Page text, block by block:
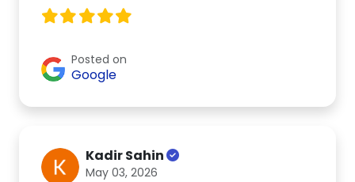
Posted on
Google
Kadir Sahin
May 03, 2026